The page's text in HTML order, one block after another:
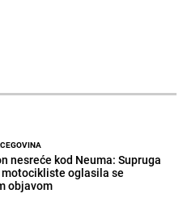
nesreće kod Neuma: Supruga
oglasila se
objavom